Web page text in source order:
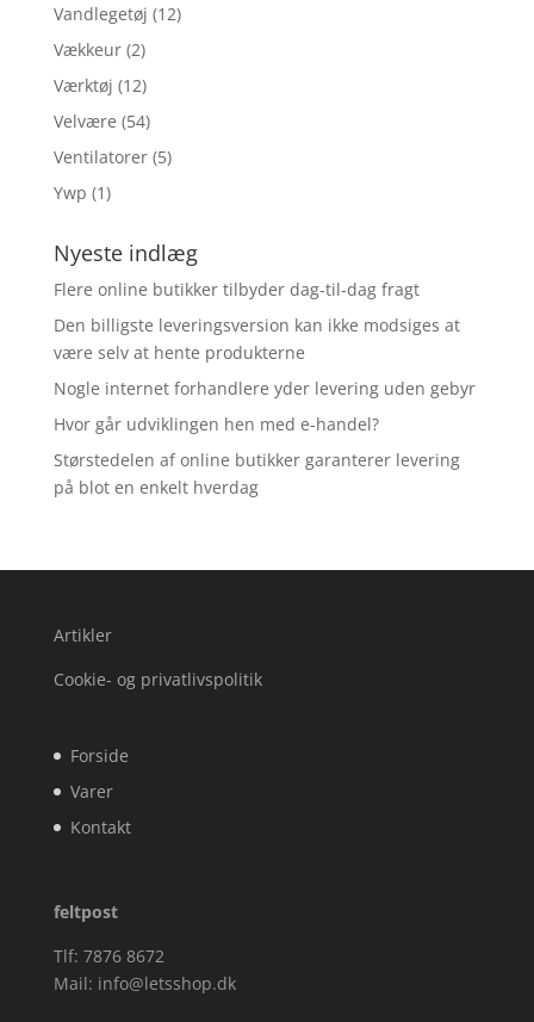
Vandlegetøj (12)
Vækkeur (2)
Værktøj (12)
Velvære (54)
Ventilatorer (5)
Ywp (1)
Nyeste indlæg
Flere online butikker tilbyder dag-til-dag fragt
Den billigste leveringsversion kan ikke modsiges at
være selv at hente produkterne
Nogle internet forhandlere yder levering uden gebyr
Hvor går udviklingen hen med e-handel?
Størstedelen af online butikker garanterer levering
på blot en enkelt hverdag
Artikler
Cookie- og privatlivspolitik
Forside
Varer
Kontakt
feltpost
Tlf: 7876 8672
Mail: info@letsshop.dk